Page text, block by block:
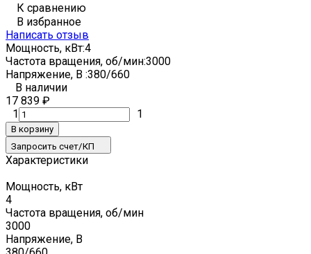
К сравнению
В избранное
Написать отзыв
Мощность, кВт:4
Частота вращения, об/мин:3000
Напряжение, В :380/660
В наличии
17 839 ₽
1
1
В корзину
Запросить счет/КП
Характеристики
Мощность, кВт
4
Частота вращения, об/мин
3000
Напряжение, В